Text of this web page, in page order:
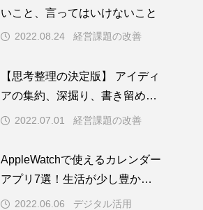
いこと、言ってはいけないこと
2022.08.24 経営課題の改善
【思考整理の決定版】 アイディ
アの集約、深掘り、書き留める
アプリを紹介
2022.07.01 経営課題の改善
AppleWatchで使えるカレンダー
アプリ7選！生活が少し豊かに
なるアプリも紹介
2022.06.06 デジタル活用